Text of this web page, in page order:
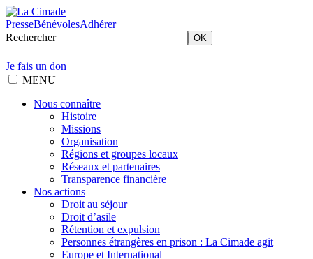
PresseBénévolesAdhérer
Rechercher
OK
Je fais un don
MENU
Nous connaître
Histoire
Missions
Organisation
Régions et groupes locaux
Réseaux et partenaires
Transparence financière
Nos actions
Droit au séjour
Droit d’asile
Rétention et expulsion
Personnes étrangères en prison : La Cimade agit
Europe et International